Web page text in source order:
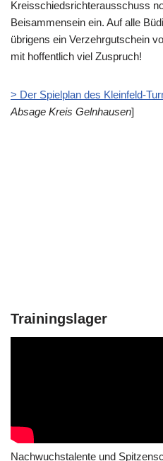
Kreisschiedsrichterausschuss
Beisammensein ein. Auf alle
übrigens ein Verzehrgutschein
mit hoffentlich viel Zuspruch!
> Der Spielplan des Kleinfeld-
Absage Kreis Gelnhausen]
Trainingslager
Nachwuchstalente und